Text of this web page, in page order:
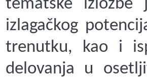
tematske izložbe
izlagačkog
trenutku, kao i
delovanja u